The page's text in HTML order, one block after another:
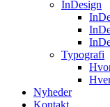
InDesign
Typografi
Nyheder
Kontakt